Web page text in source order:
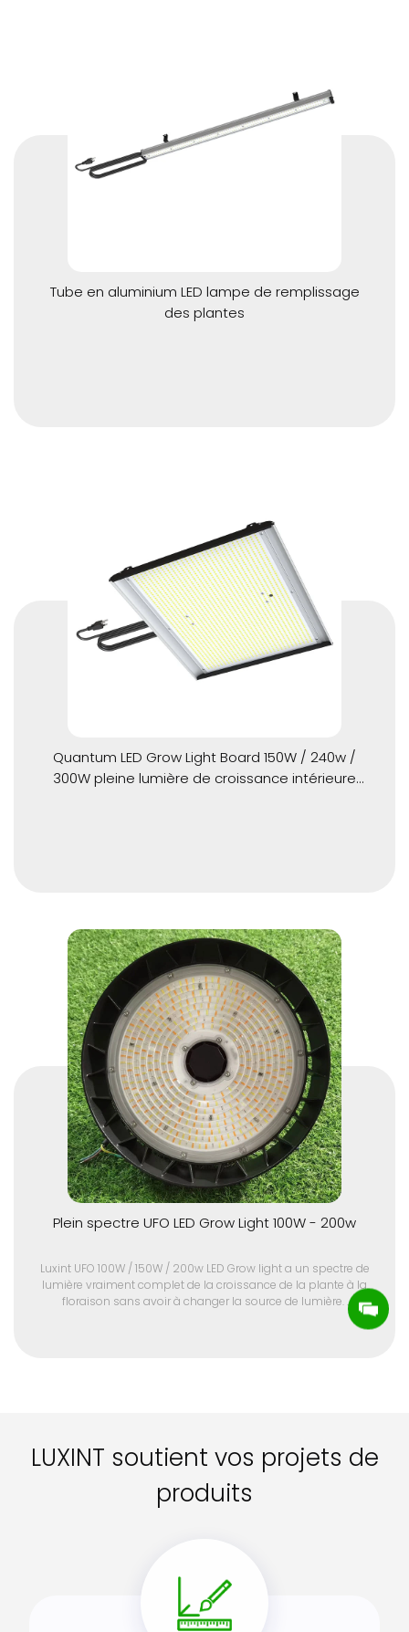
Tube en aluminium LED lampe de remplissage
des plantes
Quantum LED Grow Light Board 150W / 240w /
300W pleine lumière de croissance intérieure
Plein spectre UFO LED Grow Light 100W - 200w
Luxint UFO 100W / 150W / 200w LED Grow light a un spectre de
lumière vraiment complet de la croissance de la plante à la
floraison sans avoir à changer la source de lumière.
LED UFO Grow Lights est une excellente lampe d'entrée pour les
LUXINT soutient vos projets de
produits